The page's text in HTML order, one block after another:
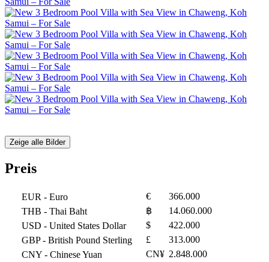
Zeige alle Bilder
Preis
EUR - Euro €
366.000
THB - Thai Baht ฿
14.060.000
USD - United States Dollar $
422.000
GBP- British Pound Sterling £
313.000
CNY - Chinese Yuan CN¥ 2.848.000